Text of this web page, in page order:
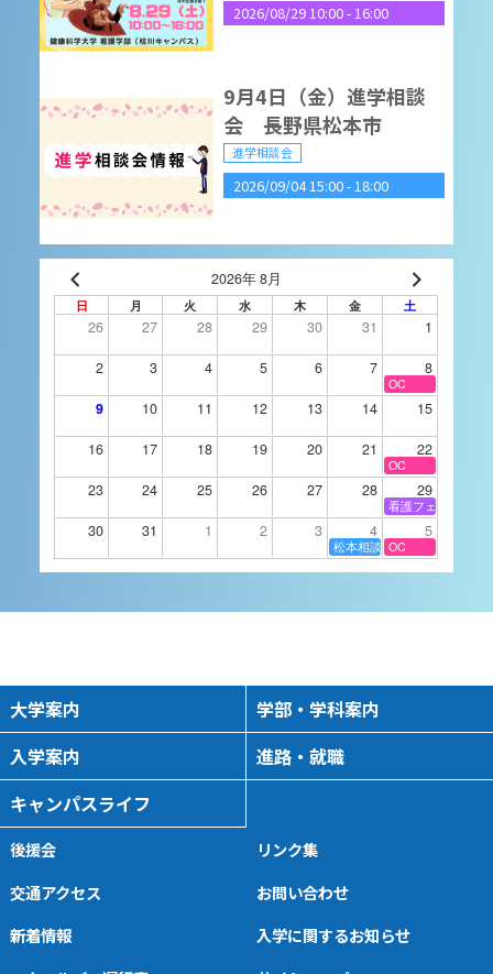
2026/08/29 10:00-16:00
2026/09/04 15:00- 18:00
9月4日（金）進学相談
会 長野県松本市
進学相談会
2026/09/05 10:00-16:00
2026OPENCAMPUS(9/
5)
オープンキャンパス
2026/09/14 16:00 18:00
9月14日（月）進学相談
会 静岡県沼津市
進学相談会
2026/09/15 16:00 -18:00
9月15日（火）進学相談
9月16日（水）進学相談
進学相談会
2026年 8月
日 月 火 水 木 金 土
26 27 28 29 30 31 1
2 3 4 5 6 7 8
OC
9 10 11 12 13 14 15
16 17 18 19 20 21 22
OC
23 24 25 26 27 28 29
看護フェスタ
30 31 1 2 3 4 5
松本相談会OC
大学案内
学部・学科案内
入学案内
進路・就職
キャンパスライフ
後援会
リンク集
交通アクセス
お問い合わせ
新着情報
入学に関するお知らせ